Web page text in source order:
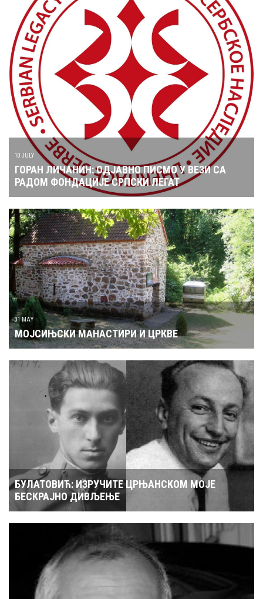
10 JULY
ГОРАН ЛИЧАНИН: ОДЈАВНО ПИСМО У ВЕЗИ СА
РАДОМ ФОНДАЦИЈЕ СРПСКИ ЛЕГАТ
31 MAY
МОЈСИЊСКИ МАНАСТИРИ И ЦРКВЕ
БУЛАТОВИЋ: ИЗРУЧИТЕ ЦРЊАНСКОМ МОЈЕ
БЕСКРАЈНО ДИВЉЕЊЕ